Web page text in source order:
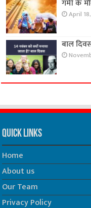
गर्मी के
April
बाल
Quick Links
Home
About us
Our Team
Privacy Policy